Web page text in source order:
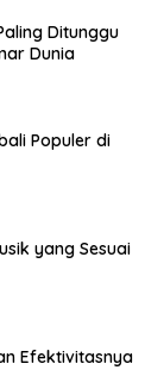
Ditunggu
Dunia
Populer di
yang Sesuai
Efektivitasnya